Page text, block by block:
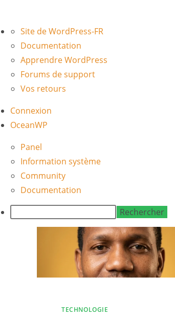
À
propos
WordPress
Site de WordPress-FR
Documentation
Apprendre WordPress
Forums de support
Vos retours
Connexion
OceanWP
Panel
Information système
Community
Documentation
Rechercher
TECHNOLOGIE